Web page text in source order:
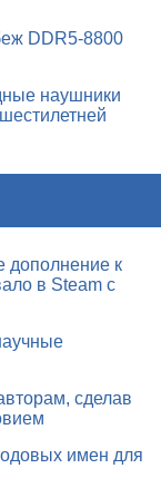
DDR5-8800
наушники
дополнение к
в Steam с
сделав
имен для